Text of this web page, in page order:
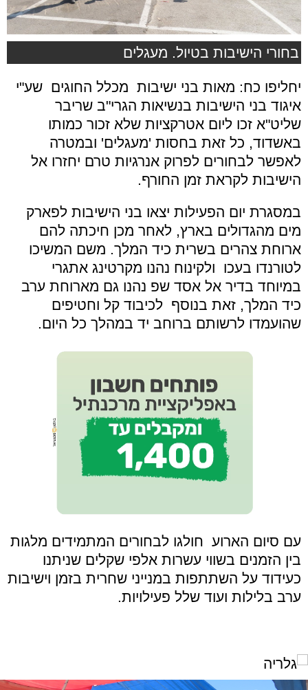
בחורי הישיבות בטיול. מעגלים
יחליפו כח: מאות בני ישיבות מכלל החוגים שע"י
איגוד בני הישיבות בנשיאות הגרי"ב שריבר
שליט"א זכו ליום אטרקציות שלא זכור כמותו
באשדוד, כל זאת בחסות 'מעגלים' ובמטרה
לאפשר לבחורים לפרוק אנרגיות טרם יחזרו אל
הישיבות לקראת זמן החורף.
במסגרת יום הפעילות יצאו בני הישיבות לפארק
מים מהגדולים בארץ, לאחר מכן חיכתה להם
ארוחת צהרים בשרית כיד המלך. משם המשיכו
לטורנדו בעכו ולקינוח נהנו מקרטינג אתגרי
במיוחד בדיר אל אסד שפ נהנו גם מארוחת ערב
כיד המלך, זאת בנוסף לכיבוד קל וחטיפים
שהועמדו לרשותם ברוחב יד במהלך כל היום.
עם סיום הארוע חולגו לבחורים המתמידים מלגות
בין הזמנים בשווי עשרות אלפי שקלים שניתנו
כעידוד על השתתפות במנייני שחרית בזמן וישיבות
ערב בלילות ועוד שלל פעילויות.